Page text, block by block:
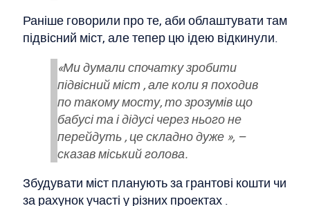
Раніше говорили про те, аби облаштувати там
підвісний міст, але тепер цю ідею відкинули.
«Ми думали спочатку зробити
підвісний міст , але коли я походив
по такому мосту, то зрозумів що
бабусі та і дідусі через нього не
перейдуть , це складно дуже », –
сказав міський голова.
Збудувати міст планують за грантові кошти чи
за рахунок участі у різних проектах .